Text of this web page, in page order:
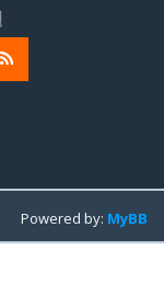
Powered by:MyBB